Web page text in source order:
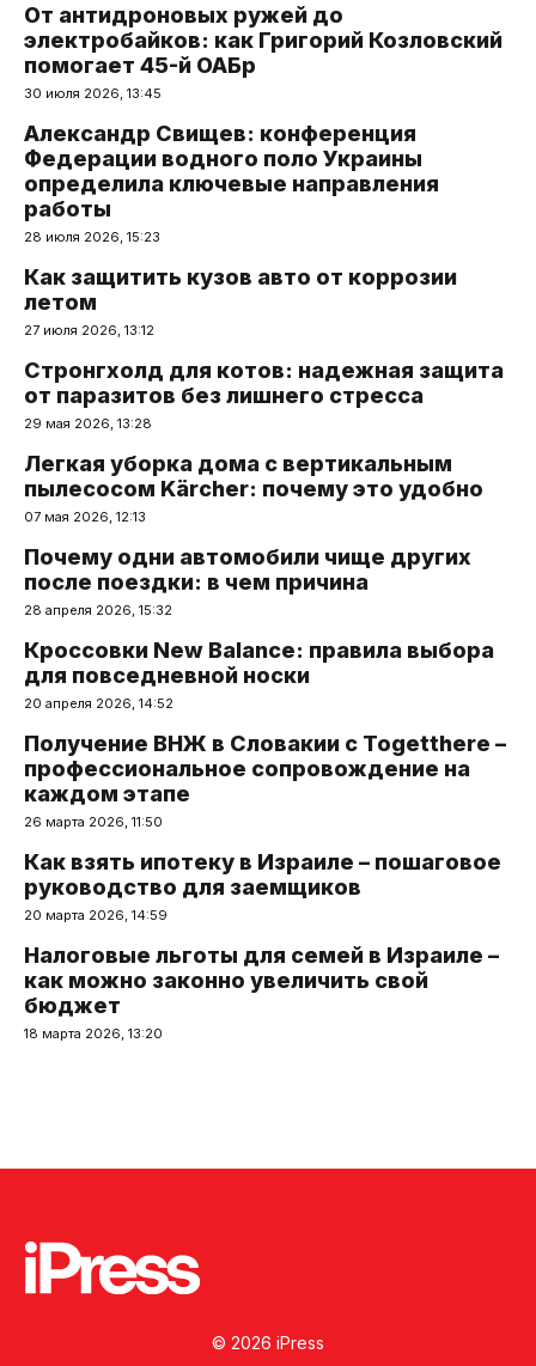
От антидроновых ружей до
электробайков: как Григорий Козловский
помогает 45-й ОАБр
30 июля 2026, 13:45
Александр Свищев: конференция
Федерации водного поло Украины
определила ключевые направления
работы
28 июля 2026, 15:23
Как защитить кузов авто от коррозии
летом
27 июля 2026, 13:12
Стронгхолд для котов: надежная защита
от паразитов без лишнего стресса
29 мая 2026, 13:28
Легкая уборка дома с вертикальным
пылесосом Kärcher: почему это удобно
07 мая 2026, 12:13
Почему одни автомобили чище других
после поездки: в чем причина
28 апреля 2026, 15:32
Кроссовки New Balance: правила выбора
для повседневной носки
20 апреля 2026, 14:52
Получение ВНЖ в Словакии с Togetthere –
профессиональное сопровождение на
каждом этапе
26 марта 2026, 11:50
Как взять ипотеку в Израиле – пошаговое
руководство для заемщиков
20 марта 2026, 14:59
Налоговые льготы для семей в Израиле –
как можно законно увеличить свой
бюджет
18 марта 2026, 13:20
© 2026 iPress